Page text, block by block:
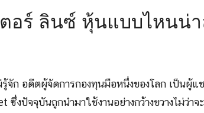
ตอร์ ลินซ์ หุ้นแบบไหนน่
จัก อดีตผู้จัดการกองทุนมือหนึ่งของโลก เป็นผู้
งปัจจุบันถูกนำมาใช้งานอย่างกว้างขวางไม่ว่า